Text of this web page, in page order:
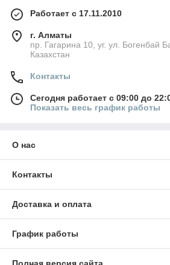
Работает с 17.11.2010
г. Алматы
пр. Гагарина 10, уг. ул. Богенбай
Казахстан
Контакты
Сегодня работает с 09:00 до
Показать весь график работы
О нас
Контакты
Доставка и оплата
График работы
Полная версия сайта